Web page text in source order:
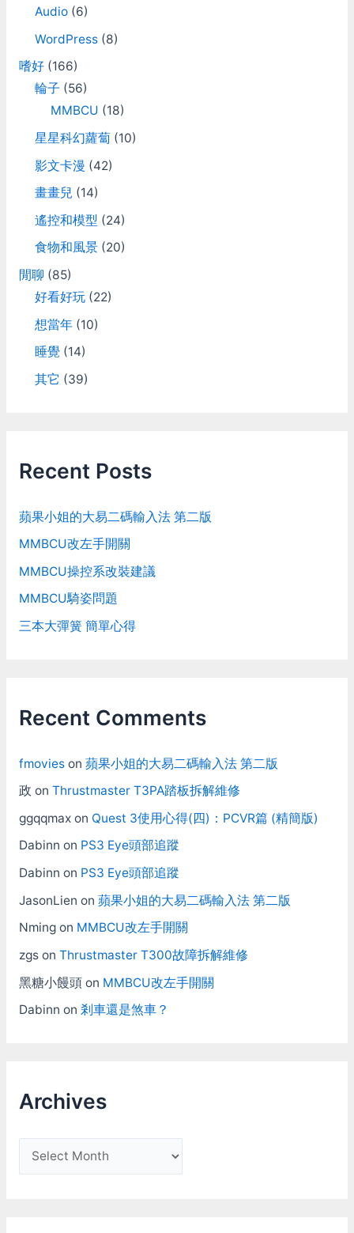
Audio(6)
WordPress(8)
嗜好(166)
輪子 (56)
MMBCU (18)
星星科幻蘿蔔(10)
影文卡漫 (42)
畫畫兒 (14)
遙控和模型 (24)
食物和風景(20)
閒聊 (85)
好看好玩(22)
想當年(10)
睡覺(14)
其它 (39)
Recent Posts
蘋果小姐的大易二碼輸入法 第二版
MMBCU改左手開關
MMBCU操控系改裝建議
MMBCU騎姿問題
三本大彈簧 簡單心得
Recent Comments
fmovieson 蘋果小姐的大易二碼輸入法 第二版
政 on Thrustmaster T3PA踏板拆解維修
ggqqmaxon Quest 3使用心得(四)：PCVR篇 (精簡版)
Dabinn on PS3 Eye頭部追蹤
Dabinn on PS3 Eye頭部追蹤
JasonLien on 蘋果小姐的大易二碼輸入法 第二版
Nmingon MMBCU改左手開關
zgson Thrustmaster T300故障拆解維修
黑糖小饅頭on MMBCU改左手開關
Dabinn on 剎車還是煞車？
Archives
r